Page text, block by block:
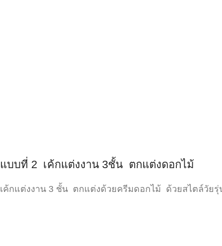
แบบที่ 2 เค้กแต่งงาน 3ชั้น ตกแต่งดอกไม้
เค้กแต่งงาน 3 ชั้น ตกแต่งด้วยครีมดอกไม้ ด้วยสไตล์วัย